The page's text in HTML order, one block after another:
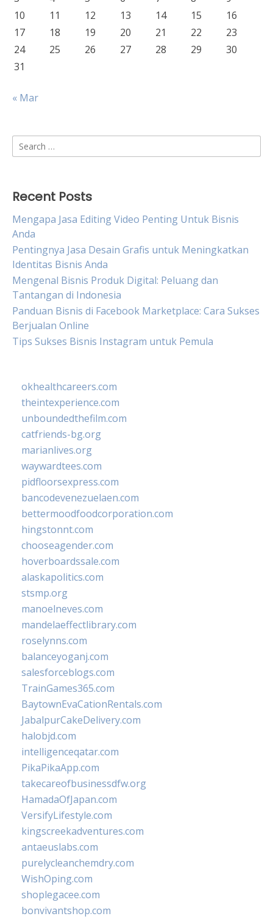
10
11 12 13 14 15
16
17
18 19 20 21 22
23
24
25 26 27 28 29
30
31
« Mar
Search
for:
Recent Posts
Mengapa Jasa Editing Video Penting Untuk Bisnis
Anda
Pentingnya Jasa Desain Grafis untuk Meningkatkan
Identitas Bisnis Anda
Mengenal Bisnis Produk Digital: Peluang dan
Tantangan di Indonesia
Panduan Bisnis di Facebook Marketplace: Cara Sukses
Berjualan Online
Tips Sukses Bisnis Instagram untuk Pemula
okhealthcareers.com
theintexperience.com
unboundedthefilm.com
catfriends-bg.org
marianlives.org
waywardtees.com
pidfloorsexpress.com
bancodevenezuelaen.com
bettermoodfoodcorporation.com
hingstonnt.com
chooseagender.com
hoverboardssale.com
alaskapolitics.com
stsmp.org
manoelneves.com
mandelaeffectlibrary.com
roselynns.com
balanceyoganj.com
salesforceblogs.com
TrainGames365.com
BaytownEvaCationRentals.com
JabalpurCakeDelivery.com
halobjd.com
intelligenceqatar.com
PikaPikaApp.com
takecareofbusinessdfw.org
HamadaOfJapan.com
VersifyLifestyle.com
kingscreekadventures.com
antaeuslabs.com
purelycleanchemdry.com
WishOping.com
shoplegacee.com
bonvivantshop.com